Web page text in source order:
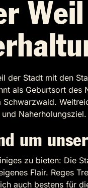
der Stadt mit den
als Geburtsort
Naherholungsziel.
um
zu bieten: Die
Flair. Reges
auch bestens für